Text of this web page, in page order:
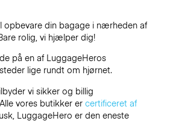
opbevare din bagage i nærheden af
rolig, vi hjælper dig!
på en af LuggageHeros
lige rundt om hjørnet.
vi sikker og billig
vores butikker er certificeret af
LuggageHero er den eneste